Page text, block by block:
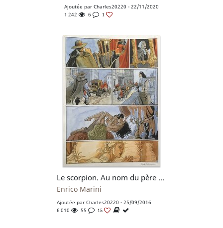
Ajoutée par Charles20220 - 22/11/2020
1 242
6 1
Le scorpion. Au nom du père T.7 P36
Enrico Marini
Ajoutée par Charles20220 - 25/09/2016
6 010
55 15